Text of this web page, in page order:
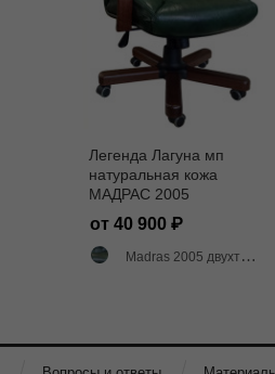
Легенда Лагуна мп
натуральная кожа
МАДРАС 2005
от 40 900
Madras 2005 двухтоновый глянец